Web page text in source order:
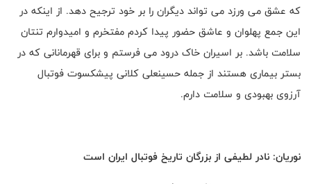
که عشق می ورزد می تواند دیگران را بر خود ترجیح دهد. از اینکه در
این جمع پهلوان و عاشق حضور پیدا کردم مفتخرم و امیدوارم تنتان
سلامت باشد. بر اسیران خاک درود می فرستم و برای قهرمانانی که در
بستر بیماری هستند از جمله حسینعلی کلانی پیشکسوت فوتبال
آرزوی بهبودی و سلامت دارم.
نوریان: نادر لطیفی از بزرگان تاریخ فوتبال ایران است